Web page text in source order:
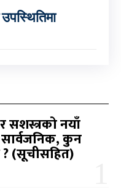
सशस्त्रको नयाँ
कुन
(सूचीसहित)